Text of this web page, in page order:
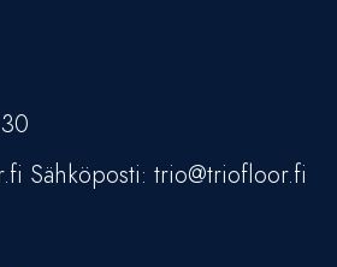
Sähköposti: trio@triofloor.fi